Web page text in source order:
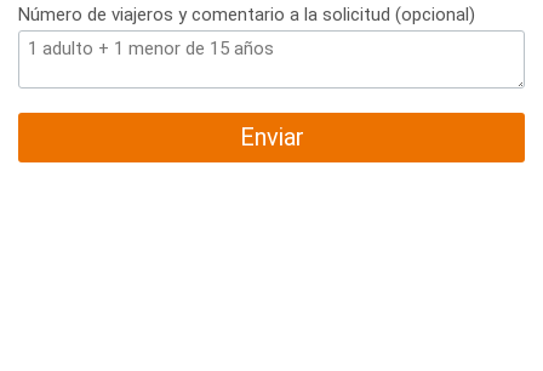
Número de viajeros y comentario a la solicitud (opcional)
Enviar